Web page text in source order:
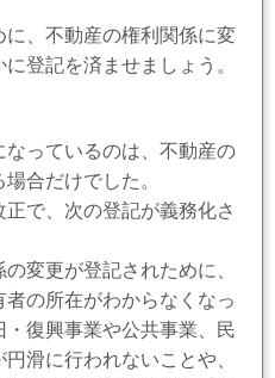
、不動産の権利関係に変
登記を済ませましょう。
っているのは、不動産の
合だけでした。
で、次の登記が義務化さ
変更が登記されために、
の所在がわからなくなっ
復興事業や公共事業、民
滑に行われないことや、